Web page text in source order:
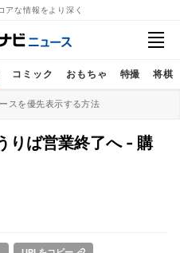
アな情報をより深く
コミック おもちゃ 特撮 将棋
スを優先表示する方法
りば営業終了へ - 購